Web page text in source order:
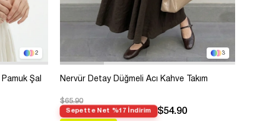
2
Şal
3
Nervür Detay Düğmeli Acı Kahve Takım
$65.90
Sepette Net %17 İndirim $54.90